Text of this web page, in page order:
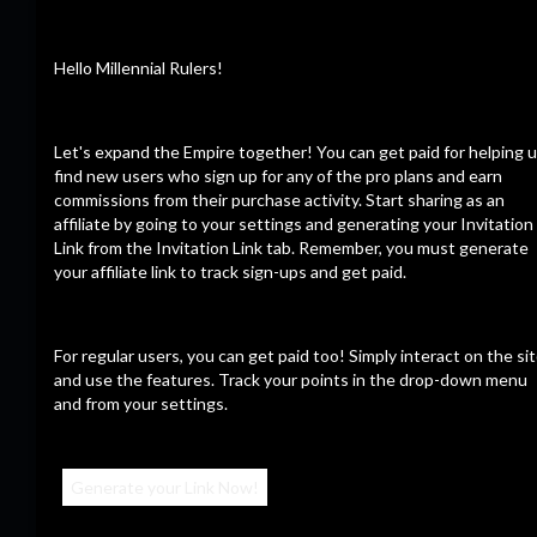
Hello Millennial Rulers!
Let's expand the Empire together! You can get paid for helping
find new users who sign up for any of the pro plans and earn
commissions from their purchase activity. Start sharing as an
affiliate by going to your settings and generating your Invitation
Link from the Invitation Link tab. Remember, you must generate
your affiliate link to track sign-ups and get paid.
For regular users, you can get paid too! Simply interact on the
and use the features. Track your points in the drop-down menu
and from your settings.
Record keeping in the sea of things.
CalZone
12/09/23 続きを読む